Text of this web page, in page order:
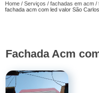
Home Serviços fachadas em acm
fachada acm com led valor São Carlos
Fachada Acm